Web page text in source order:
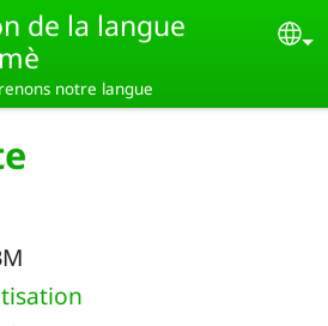
de la langue
notre langue